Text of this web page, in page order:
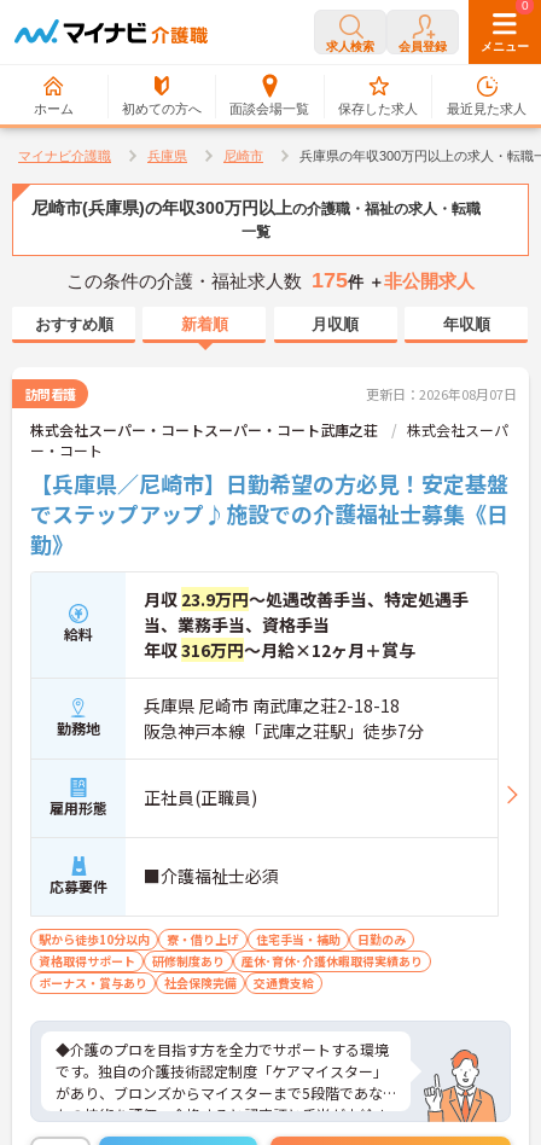
求人検索 会員登録 メニュー
ホーム 初めての方へ 面談会場一覧
0
保存した求人
0
最近見た求人
マイナビ介護職 兵庫県 尼崎市 兵庫県の年収300万円以上の求人・転職
尼崎市(兵庫県)の年収300万円以上の介護職・福祉の求人・転職
一覧
この条件の介護・福祉求人数 175件 ＋非公開求人
おすすめ順 新着順 月収順 年収順
訪問看護 更新日：2026年08月07日
株式会社スーパー・コートスーパー・コート武庫之荘
株式会社スーパ
ー・コート
【兵庫県／尼崎市】日勤希望の方必見！安定基盤
でステップアップ♪施設での介護福祉士募集《日
勤》
給料
月収 23.9万円～処遇改善手当、特定処遇手
当、業務手当、資格手当
年収316万円～月給×12ヶ月＋賞与
勤務地
兵庫県 尼崎市 南武庫之荘2-18-18
阪急神戸本線「武庫之荘駅」徒歩7分
雇用形態 正社員(正職員)
応募要件 ■介護福祉士必須
駅から徒歩10分以内 寮・借り上げ 住宅手当・補助
日勤のみ
資格取得サポート
研修制度あり
産休･育休･介護休暇取得実績あり
ボーナス・賞与あり
社会保険完備 交通費支給
◆介護のプロを目指す方を全力でサポートする環境
です。独自の介護技術認定制度「ケアマイスター」
があり、ブロンズからマイスターまで5段階であな
たの技術を評価。合格すると認定証と手当が支給さ
れます。